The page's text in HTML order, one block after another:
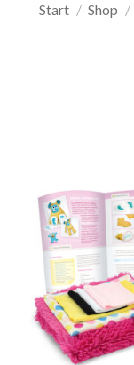
Start / Shop /